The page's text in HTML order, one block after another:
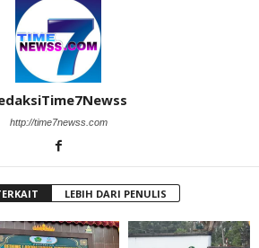
http://time7newss.com
LEBIH DARI PENULIS